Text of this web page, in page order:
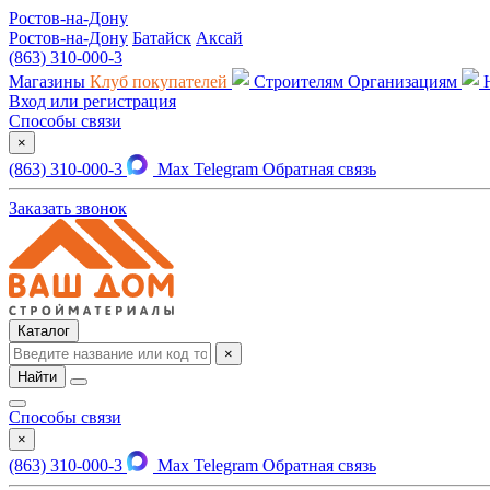
Ростов-на-Дону
Ростов-на-Дону Батайск Аксай
(863) 310-000-3
Магазины Клуб покупателей Строителям Организациям
Вход или регистрация
Способы связи
×
(863) 310-000-3 Max Telegram Обратная связь
Заказать звонок
Каталог
×
Найти
Способы связи
×
(863) 310-000-3 Max Telegram Обратная связь